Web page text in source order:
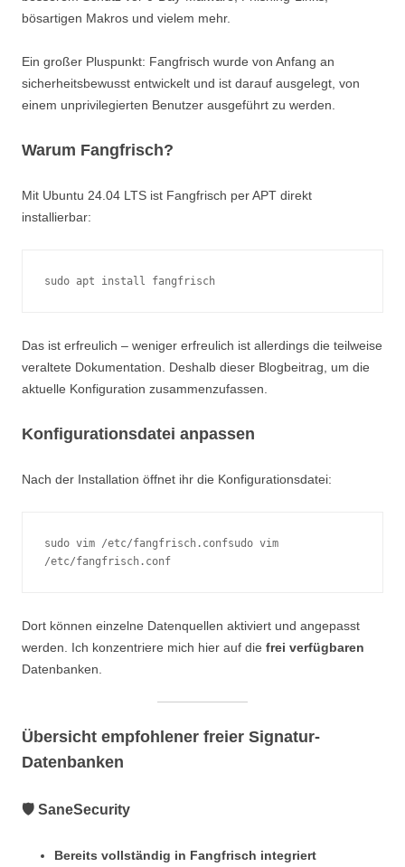
bösartigen Makros und vielem mehr.
Ein großer Pluspunkt: Fangfrisch wurde von Anfang an
sicherheitsbewusst entwickelt und ist darauf ausgelegt, von
einem unprivilegierten Benutzer ausgeführt zu werden.
Warum Fangfrisch?
Mit Ubuntu 24.04 LTS ist Fangfrisch per APT direkt
installierbar:
sudo apt install fangfrisch
Das ist erfreulich – weniger erfreulich ist allerdings die teilweise
veraltete Dokumentation. Deshalb dieser Blogbeitrag, um die
aktuelle Konfiguration zusammenzufassen.
Konfigurationsdatei anpassen
Nach der Installation öffnet ihr die Konfigurationsdatei:
sudo vim /etc/fangfrisch.confsudo vim
/etc/fangfrisch.conf
Dort können einzelne Datenquellen aktiviert und angepasst
werden. Ich konzentriere mich hier auf die frei verfügbaren
Datenbanken.
Übersicht empfohlener freier Signatur-
Datenbanken
🛡️ SaneSecurity
Bereits vollständig in Fangfrisch integriert